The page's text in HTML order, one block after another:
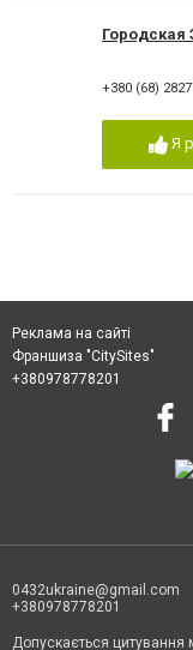
Городская
+380 (68)
Я
Реклама на сайті
Франшиза "CitySites"
+380978778201
0432ukraine@gmail.com
+380978778201
Допускається цитування